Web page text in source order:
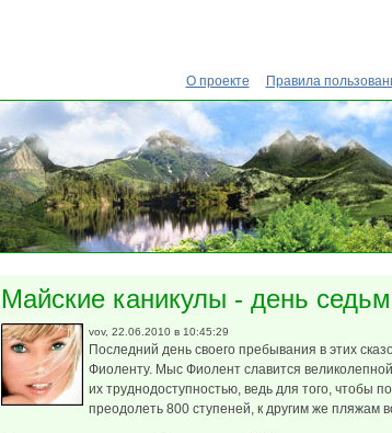
О проекте
Правила
Майские каникулы - день
vov, 22.06.2010 в 10:45:29
Последний день своего пребывания в этих
Фиоленту. Мыс Фиолент славится
их труднодоступностью, ведь для того,
преодолеть 800 ступеней, к другим же пляжам